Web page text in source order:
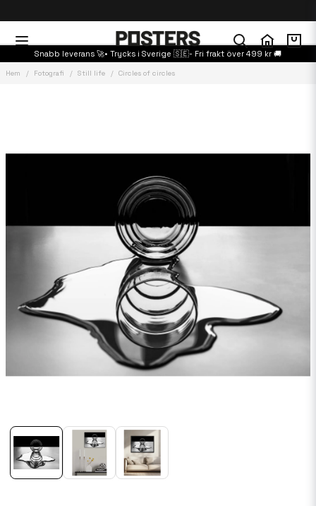
Snabb leverans 🚀• Trycks i Sverige 🇸🇪- Fri frakt över 499 kr 🚚
Hem Fotografi Still life Circles of circles